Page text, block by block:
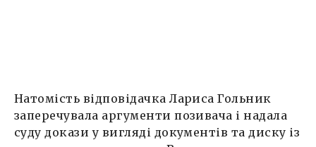
Натомість відповідачка Лариса Гольник
заперечувала аргументи позивача і надала
суду докази у вигляді документів та диску із